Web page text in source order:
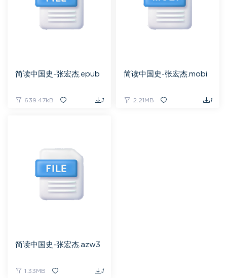
简读中国史-张宏杰.epub
639.47kB 1
简读中国史-张宏杰.mobi
2.21MB 1
简读中国史-张宏杰.azw3
1.33MB 1